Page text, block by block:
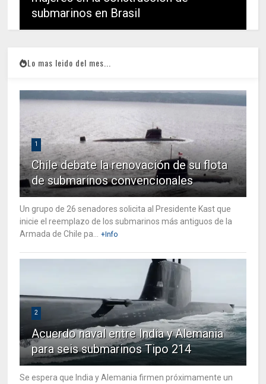
submarinos en Brasil
Lo mas leido del mes...
1
Chile debate la renovación de su flota
de submarinos convencionales
Un grupo de 26 senadores solicita al Presidente Kast que
inicie el reemplazo de los submarinos más antiguos de la
Armada de Chile pa...
+Info
2
Acuerdo naval entre India y Alemania
para seis submarinos Tipo 214
Se espera que India y Alemania firmen próximamente un